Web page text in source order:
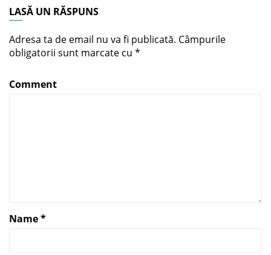
LASĂ UN RĂSPUNS
Adresa ta de email nu va fi publicată. Câmpurile
obligatorii sunt marcate cu *
Comment
Name*